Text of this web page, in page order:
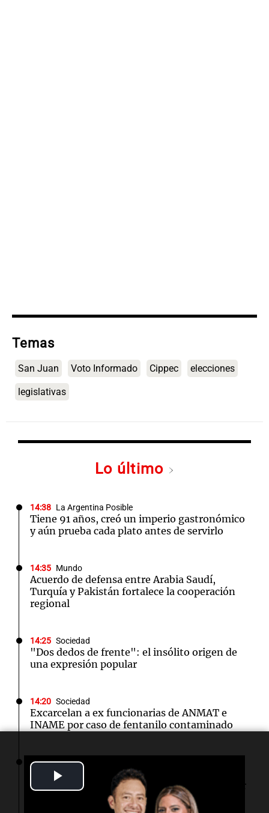
Video
Temas
San Juan Voto Informado Cippec elecciones
legislativas
Lo último
14:38 La Argentina Posible
Tiene 91 años, creó un imperio gastronómico
y aún prueba cada plato antes de servirlo
14:35 Mundo
Acuerdo de defensa entre Arabia Saudí,
Turquía y Pakistán fortalece la cooperación
regional
14:25 Sociedad
"Dos dedos de frente": el insólito origen de
una expresión popular
14:20 Sociedad
Excarcelan a ex funcionarias de ANMAT e
INAME por caso de fentanilo contaminado
14:16 Mundo
Katarzyna Niewiadoma-Phinney se impone
en la 7ma etapa y asume el liderazgo del Tour
de Francia femenino